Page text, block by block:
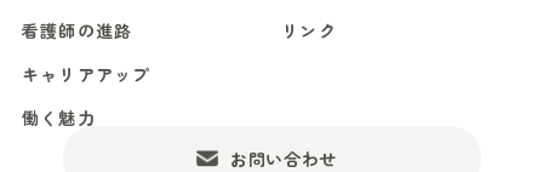
お問い合わせ
看護師の進路
キャリアアップ
働く魅力
リンク